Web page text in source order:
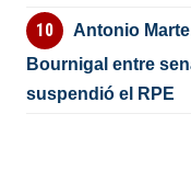
Antonio
Bournigal entre
suspendió el RPE